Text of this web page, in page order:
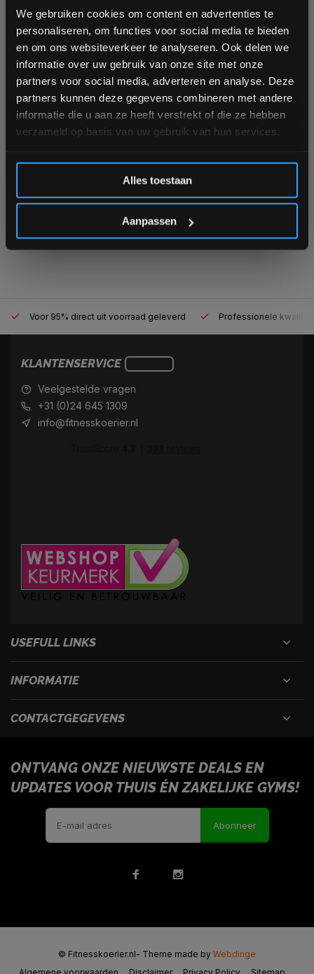
We gebruiken cookies om content en advertenties te
personaliseren, om functies voor social media te bieden
en om ons websiteverkeer te analyseren. Ook delen we
informatie over uw gebruik van onze site met onze
partners voor social media, adverteren en analyse. Deze
partners kunnen deze gegevens combineren met andere
informatie die u aan ze heeft verstrekt of die ze hebben
verzameld op basis van uw gebruik van hun services.
Alles toestaan
Aanpassen
Toorx SRX-90 Indoor
Bike - Spinbike
Ruim op voorraad
1 tot 3 werkdagen
€899,00
Vergelijk
Toorx SRX-Rebel Smart
Bike - Indoor Bike
Op voorraad
€2.199,00
Vergelijk
1
Voor 95% direct uit voorraad geleverd Professionele
KLANTENSERVICE
Veelgestelde vragen
+31 (0)24 645 1309
info@fitnesskoerier.nl
USEFULL LINKS
INFORMATIE
CONTACTGEGEVENS
ONTVANG ONZE NIEUWSTE DEALS EN
UPDATES VOOR THUIS ÉN ZAKELIJKE GYMS!
Abonneer
© Fitnesskoerier.nl- Theme made by Webdinge
bestelling
Schrijf je in voor onze nieuwsbrief om op de hoogte te
blijven over onze nieuwe producten, deals en meer
interessante info. Ontvang 5% korting op je eerstvolgende
aankoop! 😀
Inschrijven
*Verzendkosten vallen buiten de korting